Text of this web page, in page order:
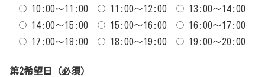
10:00～11:00
11:00～12:00
13:00～14:00
14:00～15:00
15:00～16:00
16:00～17:00
17:00～18:00
18:00～19:00 19:00～20:00
第2希望日（必須）